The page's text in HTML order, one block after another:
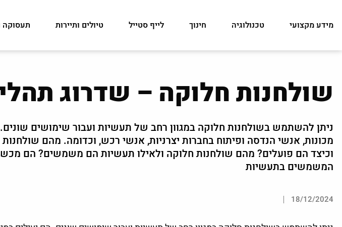
מידע מקצועי טכנולוגיה חינוך לייף סטייל טיולים ותיירות תעסוקה
שולחנות חלוקה – שדרוג
ניתן להשתמש בשולחנות חלוקה במגוון רחב של תעשיות ועבור שימושים
מכונות, אנשי הנדסה ופיתוח בחברות יצרניות, אנשי רכש, וכדומה. מהם
וכיצד הם פועלים? מהם שולחנות חלוקה ולאילו תעשיות הם משמשים? הם
המשמשים בתעשיות
18/12/2024